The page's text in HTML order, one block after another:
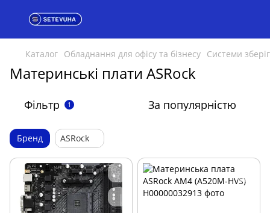
Каталог Обладнання для офісу та бізнесу Системи
Материнські плати ASRock
Фільтр 1 За популярністю
Бренд ASRock